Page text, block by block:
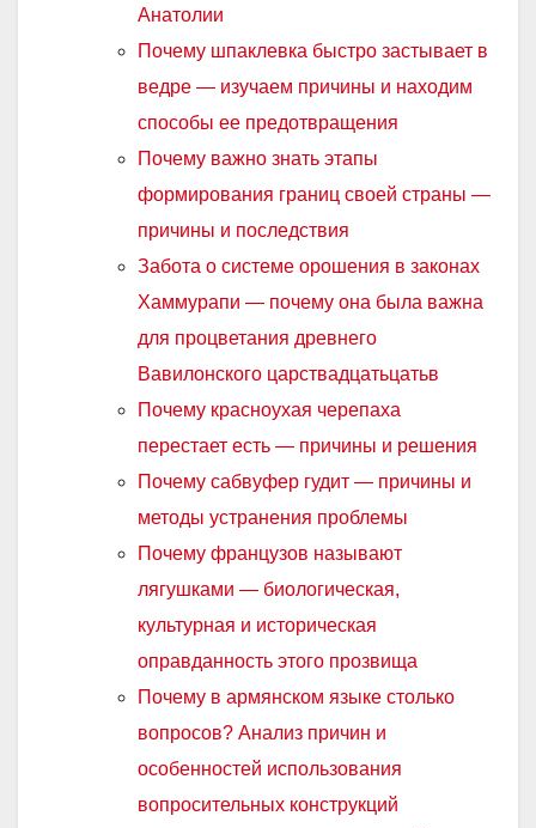
Анатолии
Почему шпаклевка быстро застывает в
ведре — изучаем причины и находим
способы ее предотвращения
Почему важно знать этапы
формирования границ своей страны —
причины и последствия
Забота о системе орошения в законах
Хаммурапи — почему она была важна
для процветания древнего
Вавилонского царствадцатьцатьв
Почему красноухая черепаха
перестает есть — причины и решения
Почему сабвуфер гудит — причины и
методы устранения проблемы
Почему французов называют
лягушками — биологическая,
культурная и историческая
оправданность этого прозвища
Почему в армянском языке столько
вопросов? Анализ причин и
особенностей использования
вопросительных конструкций